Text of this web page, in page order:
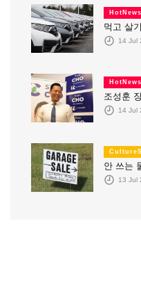
HotNews
먹고 살
14 Jul
HotNews
조성훈
14 Jul
안 쓰는
13 Jul